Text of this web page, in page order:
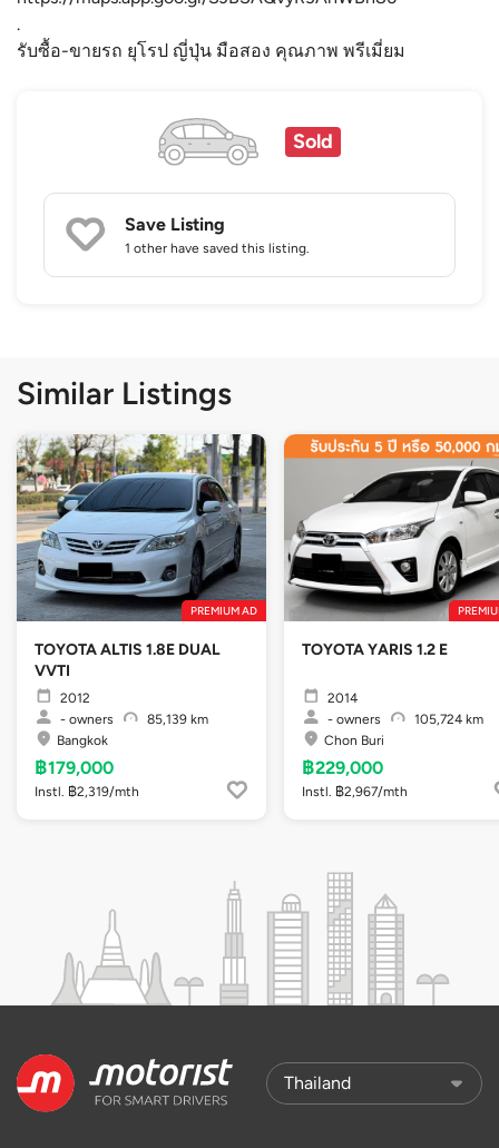
.
รับซื้อ-ขายรถ ยุโรป ญี่ปุ่น มือสอง คุณภาพ พรีเมี่ยม
Sold
Save Listing
1 other have saved this listing.
Similar Listings
PREMIUM AD
TOYOTA ALTIS 1.8E DUAL
VVTI
2012
- owners
85,139 km
Bangkok
฿179,000
Instl. ฿2,319/mth
TOYOTA YARIS 1.2 E
2014
- owners
105,724 km
Chon Buri
฿229,000
Instl. ฿2,967/mth